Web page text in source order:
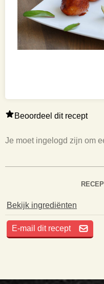
Beoordeel dit recept
Je moet ingelogd zijn om
Bekijk ingrediënten
E-mail dit recept